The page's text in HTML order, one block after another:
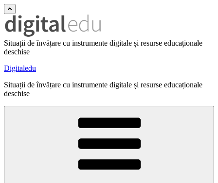
Situații de învățare cu instrumente digitale și resurse educaționale
deschise
Digitaledu
Situații de învățare cu instrumente digitale și resurse educaționale
deschise